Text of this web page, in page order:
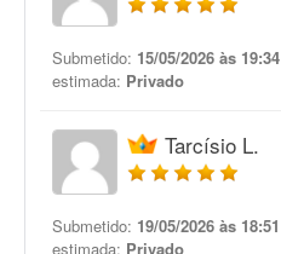
Submetido: 15/05/2026 às 19:34
estimada: Privado
Tarcísio L.
Submetido: 19/05/2026 às 18:51
estimada: Privado